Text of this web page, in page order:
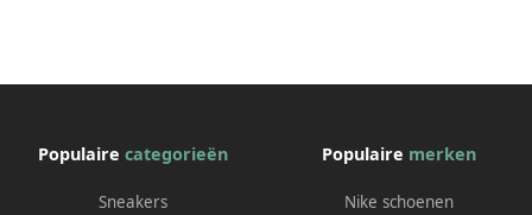
Populaire categorieën
Sneakers
Populaire merken
Nike schoenen